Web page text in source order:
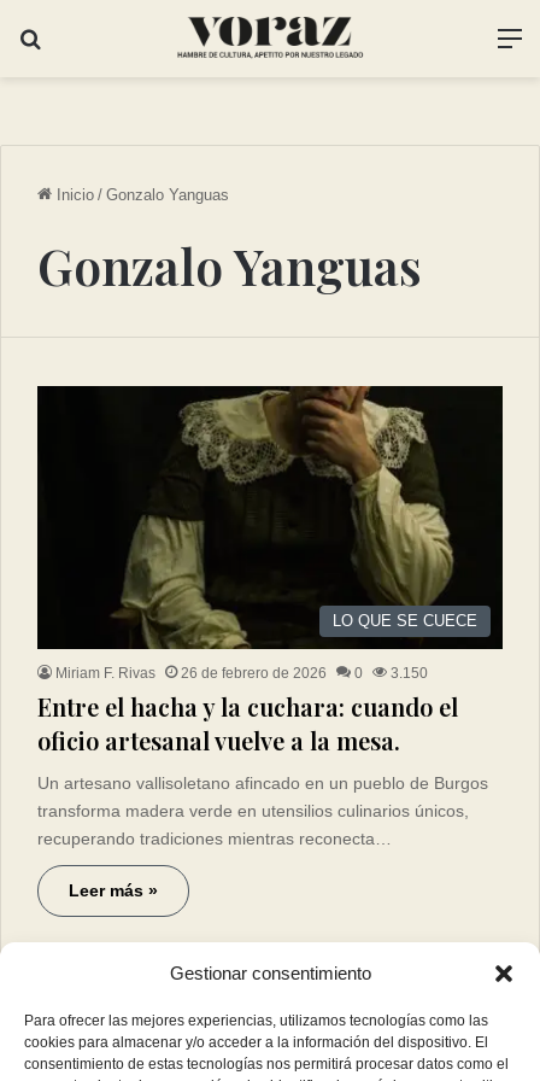
Gestionar consentimiento
Para ofrecer las mejores experiencias, utilizamos tecnologías como las
cookies para almacenar y/o acceder a la información del dispositivo. El
consentimiento de estas tecnologías nos permitirá procesar datos como el
Inicio / Gonzalo Yanguas
Gonzalo Yanguas
LO QUE SE CUECE
Miriam F. Rivas 26 de febrero de 2026 0 3.150
Entre el hacha y la cuchara: cuando el
oficio artesanal vuelve a la mesa.
Un artesano vallisoletano afincado en un pueblo de Burgos
transforma madera verde en utensilios culinarios únicos,
recuperando tradiciones mientras reconecta…
Leer más »